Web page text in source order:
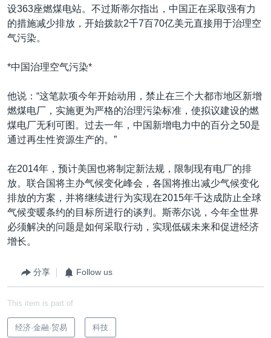
设363座燃煤电站。不过斯蒂尔指出，中国正在采取强有力
的措施减少排放，开始拨款2千7百70亿美元直接用于治理空
气污染。
*中国治理空气污染*
他说：“这笔款项今年开始动用，禁止在三个大都市地区新增
燃煤电厂，实施更为严格的治理污染标准，使拟议建设的燃
煤电厂无利可图。过去一年，中国新增电力中的百分之50是
通过再生性资源生产的。”
在2014年，预计美国也将制定新法规，限制现有电厂的排
放。联合国将主办气候变化峰会，各国将推出减少气候变化
排放的方案，并将继续进行为实现在2015年千达成防止全球
气候变暖条约的目标所进行的谈判。斯蒂尔说，今年全世界
必须解决的问题是如何采取行动，实现低碳未来和促进经济
增长。
分享 Follow us
This item is part of
经济·金融·贸易 科技